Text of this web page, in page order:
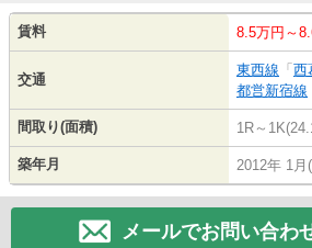
賃料 8.5万円～
交通
東西線 「 西
都営新宿線
間取り(面積) 1R～
築年月 2012年 1月
メールでお問い合わ